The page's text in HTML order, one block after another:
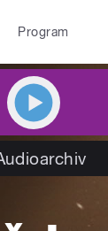
Program